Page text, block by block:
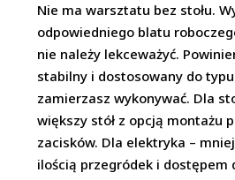
Nie ma warsztatu bez stołu.
odpowiedniego blatu
nie należy lekceważyć.
stabilny i dostosowany do
zamierzasz wykonywać. Dla
większy stół z opcją montażu
zacisków. Dla elektryka –
ilością przegródek i dostępem